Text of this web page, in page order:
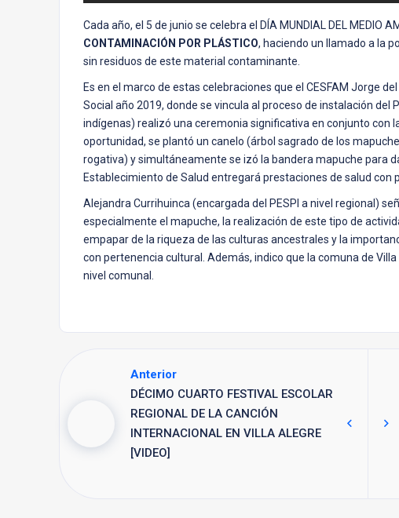
Cada año, el 5 de junio se celebra el DÍA MUNDIAL DEL MEDIO
CONTAMINACIÓN POR PLÁSTICO, haciendo un llamado a la
sin residuos de este material contaminante.
Es en el marco de estas celebraciones que el CESFAM Jorge
Social año 2019, donde se vincula al proceso de instalación del
indígenas) realizó una ceremonia significativa en conjunto con
oportunidad, se plantó un canelo (árbol sagrado de los
rogativa) y simultáneamente se izó la bandera mapuche para
Establecimiento de Salud entregará prestaciones de salud con
Alejandra Currihuinca (encargada del PESPI a nivel regional)
especialmente el mapuche, la realización de este tipo de
empapar de la riqueza de las culturas ancestrales y la
con pertenencia cultural. Además, indico que la comuna de
nivel comunal.
Anterior
DÉCIMO CUARTO FESTIVAL ESCOLAR
REGIONAL DE LA CANCIÓN
INTERNACIONAL EN VILLA ALEGRE
[VIDEO]